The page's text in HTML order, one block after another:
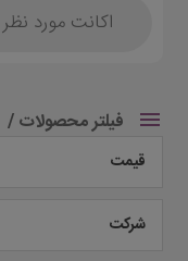
search
فیلتر محصولات
قیمت
شرکت